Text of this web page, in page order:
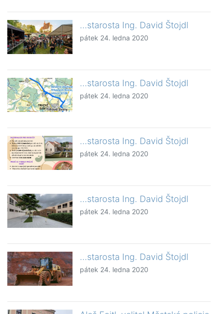
...starosta Ing. David Štojdl
pátek 24. ledna 2020
...starosta Ing. David Štojdl
pátek 24. ledna 2020
...starosta Ing. David Štojdl
pátek 24. ledna 2020
...starosta Ing. David Štojdl
pátek 24. ledna 2020
...starosta Ing. David Štojdl
pátek 24. ledna 2020